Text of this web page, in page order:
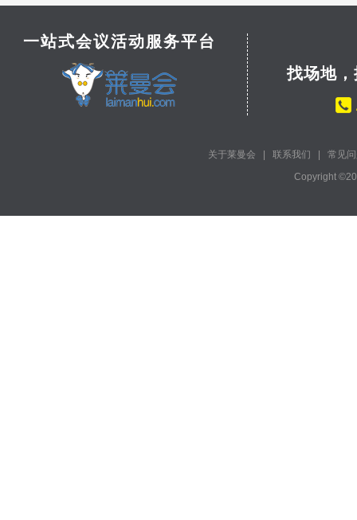
一站式会议活动服务平台
找场地
关于莱曼会 联系我们
常见
Copyright